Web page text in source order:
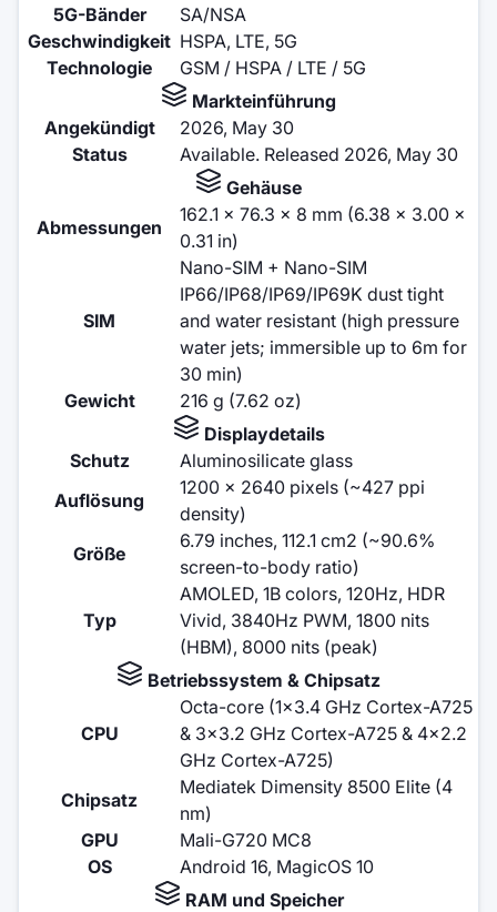
5G-Bänder
SA/NSA
Geschwindigkeit HSPA, LTE, 5G
Technologie
GSM / HSPA / LTE / 5G
Markteinführung
Angekündigt
2026, May 30
Status
Available. Released 2026, May 30
Gehäuse
Abmessungen
162.1 x 76.3 x 8 mm (6.38 x 3.00 x
0.31 in)
SIM
Nano-SIM + Nano-SIM
IP66/IP68/IP69/IP69K dust tight
and water resistant (high pressure
water jets; immersible up to 6m for
30 min)
Gewicht
216 g (7.62 oz)
Displaydetails
Schutz
Aluminosilicate glass
Auflösung
1200 x 2640 pixels (~427 ppi
density)
Größe
6.79 inches, 112.1 cm2 (~90.6%
screen-to-body ratio)
Typ
AMOLED, 1B colors, 120Hz, HDR
Vivid, 3840Hz PWM, 1800 nits
(HBM), 8000 nits (peak)
Betriebssystem & Chipsatz
CPU
Octa-core (1x3.4 GHz Cortex-A725
& 3x3.2 GHz Cortex-A725 & 4x2.2
GHz Cortex-A725)
Chipsatz
Mediatek Dimensity 8500 Elite (4
nm)
GPU
Mali-G720 MC8
OS
Android 16, MagicOS 10
RAM und Speicher